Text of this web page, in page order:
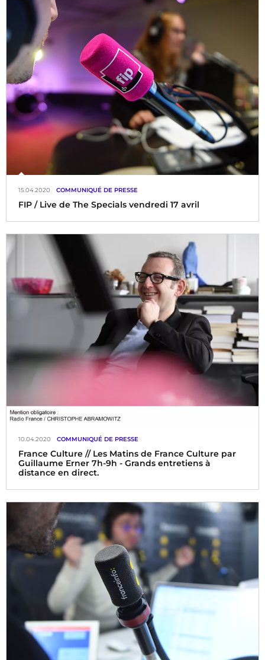
FIP / Live de The Specials vendredi 17 avril
15.04.2020 COMMUNIQUÉ DE PRESSE
France Culture // Les Matins de France Culture par
Guillaume Erner 7h-9h - Grands entretiens à
distance en direct.
10.04.2020 COMMUNIQUÉ DE PRESSE